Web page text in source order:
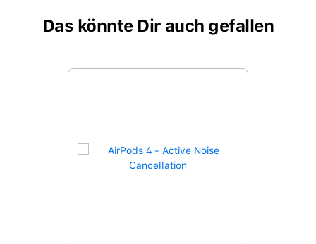
Das könnte Dir auch gefallen
Produktgalerie überspringen